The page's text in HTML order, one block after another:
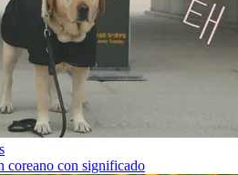
coreano con significado